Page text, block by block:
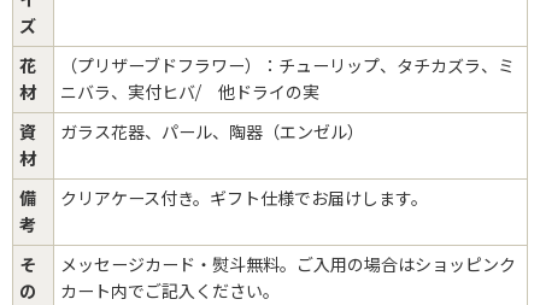
ズ
花
材
（プリザーブドフラワー）：チューリップ、タチカズラ、ミ
ニバラ、実付ヒバ/ 他ドライの実
資
材
ガラス花器、パール、陶器（エンゼル）
備
考
クリアケース付き。ギフト仕様でお届けします。
そ
の
メッセージカード・熨斗無料。ご入用の場合はショッピンク
カート内でご記入ください。